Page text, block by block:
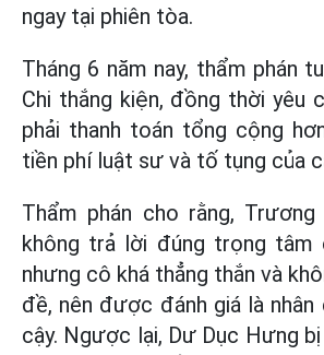
ngay tại phiên tòa.
Tháng 6 năm nay, thẩm phán
Chi thắng kiện, đồng thời yêu
phải thanh toán tổng cộng
tiền phí luật sư và tố tụng của
Thẩm phán cho rằng,
không trả lời đúng trọng
nhưng cô khá thẳng thắn và
đề, nên được đánh giá là
cậy. Ngược lại, Dư Dục Hưng bị